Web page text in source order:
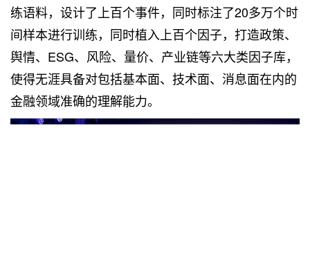
练语料，设计了上百个事件，同时标注了20多万个时
间样本进行训练，同时植入上百个因子，打造政策、
舆情、ESG、风险、量价、产业链等六大类因子库，
使得无涯具备对包括基本面、技术面、消息面在内的
金融领域准确的理解能力。